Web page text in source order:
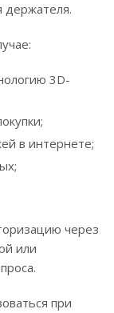
держателя.
3D-
в интернете;
через
или
при